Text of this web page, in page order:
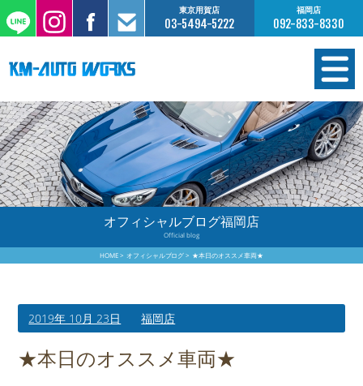
東京用賀店
03-5494-5222
福岡店
092-833-8330
在庫情報
オーダー販売
工場サービス
保証について
買取査定のご案内
店舗案内
オフィシャルブログ福岡店
Official blog
HOME オフィシャルブログ ★本日のオススメ車両★
2019年 10月 23日 福岡店
★本日のオススメ車両★